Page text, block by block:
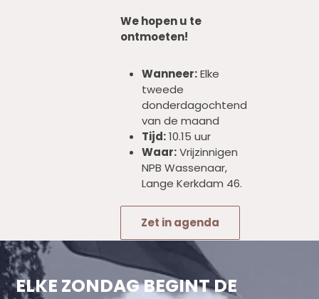
We hopen u te
ontmoeten!
Wanneer:Elke
tweede
donderdagochtend
van de maand
Tijd:10.15 uur
Waar:Vrijzinnigen
NPB Wassenaar,
Lange Kerkdam 46.
Zet in agenda
ELKE ZONDAG BEGINT DE